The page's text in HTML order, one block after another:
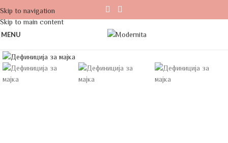
Skip to navigation
Skip to main content
MENU